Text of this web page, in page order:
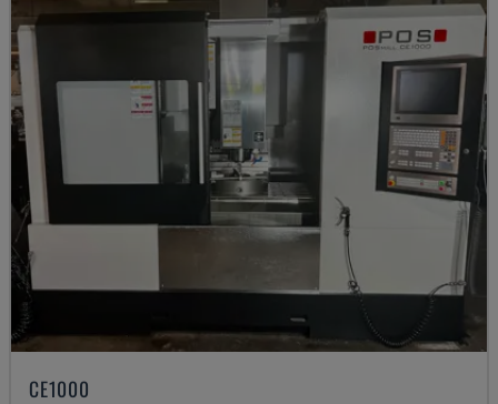
CE1000